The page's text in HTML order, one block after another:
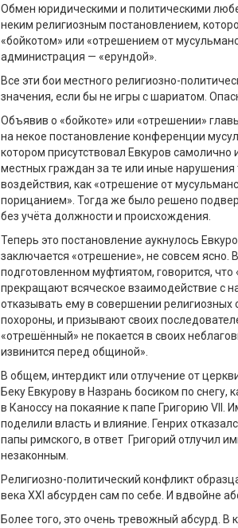
Обмен юридическими и политическими
неким религиозным постановлением,
«бойкотом» или «отрешением от
администрация — «ерундой».
Все эти бои местного религиозно-
значения, если бы не игры с шариатом.
Объявив о «бойкоте» или «отрешении»
на некое постановление конференции
котором присутствовал Евкуров
местных граждан за те или иные
воздействия, как «отрешение от
порицанием». Тогда же было решено
без учёта должности и происхождения.
Теперь это постановление аукнулось
заключается «отрешение», не совсем ясно. В
подготовленном муфтиятом, говорится,
прекращают всяческое взаимодействие с
отказывать ему в совершении религиозных
похороны, и призывают своих
«отрешённый» не покается в своих
извинится перед общиной».
В общем, интердикт или отлучение от
Беку Евкурову в Назрань босиком по снегу,
в Каноссу на покаяние к папе Григорию VII.
поделили власть и влияние. Генрих
папы римского, в ответ Григорий отлучил
незаконным.
Религиозно-политический конфликт
века XXI абсурден сам по себе. И вдвойне
Более того, это очень тревожный абсурд. В